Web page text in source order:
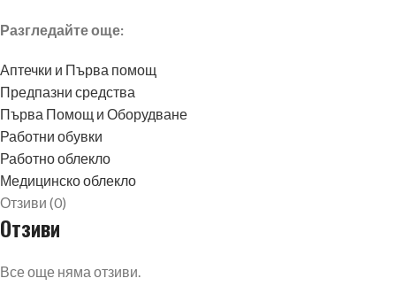
Разгледайте още:
Аптечки и Първа помощ
Предпазни средства
Първа Помощ и Оборудване
Работни обувки
Работно облекло
Медицинско облекло
Отзиви (0)
Отзиви
Все още няма отзиви.